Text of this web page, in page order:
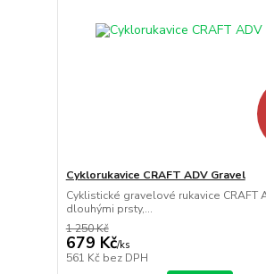
Cyklorukavice CRAFT ADV Gravel
Cyklistické gravelové rukavice CRAFT
dlouhými prsty,...
1 250 Kč
679 Kč/ks
561 Kč bez DPH